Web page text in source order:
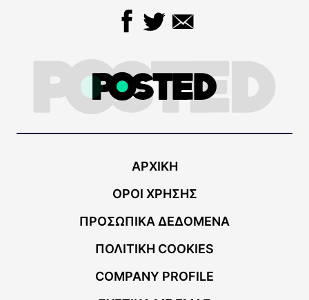
ΑΡΧΙΚΗ
ΟΡΟΙ ΧΡΗΣΗΣ
ΠΡΟΣΩΠΙΚΑ ΔΕΔΟΜΕΝΑ
ΠΟΛΙΤΙΚΗ COOKIES
COMPANY PROFILE